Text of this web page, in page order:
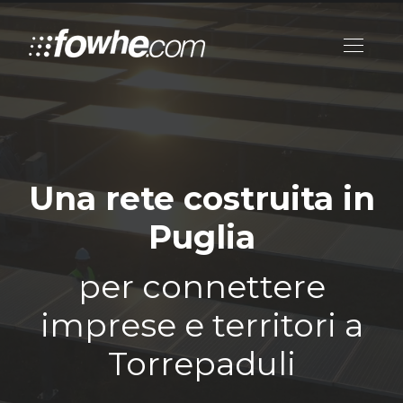
Una rete costruita in
Puglia
per connettere
imprese e territori a
Torrepaduli